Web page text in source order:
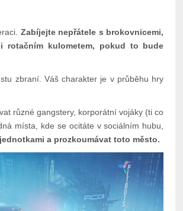
Zabíjejte nepřátele s brokovnicemi,
kulometem, pokud to bude
zbraní. Váš charakter je v průběhu hry
různé gangstery, korporátní vojáky (ti co
místa, kde se ocitáte v sociálním hubu,
a prozkoumávat toto město.